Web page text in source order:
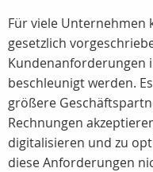
Für viele
gesetzlich
Kundenanforderungen
beschleunigt werden.
größere
Rechnungen
digitalisieren und zu
diese Anforderungen